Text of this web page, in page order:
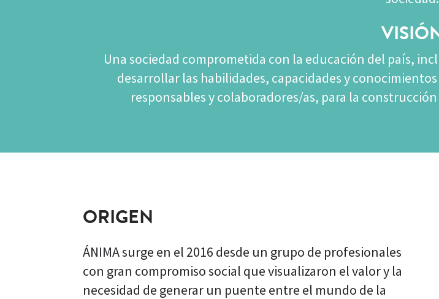
Una sociedad comprometida con la educación del país,
desarrollar las habilidades, capacidades y
responsables y colaboradores/as, para la
ORIGEN
ÁNIMA surge en el 2016 desde un grupo de profesionales
con gran compromiso social que visualizaron el valor y la
necesidad de generar un puente entre el mundo de la